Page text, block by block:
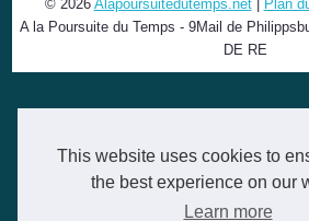
This website uses cookies to
the best experience on our
Learn more
© 2026 Alapoursuitedutemps.net| Plan
A la Poursuite du Temps - 9Mail de
DE RE